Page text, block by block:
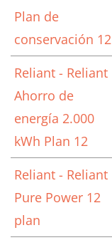
Plan de
conservación 12
Reliant - Reliant
Ahorro de
energía 2.000
kWh Plan 12
Reliant - Reliant
Pure Power 12
plan